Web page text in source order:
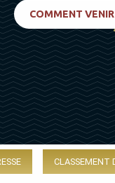
COMMENT VENIR
CLASSEMENT